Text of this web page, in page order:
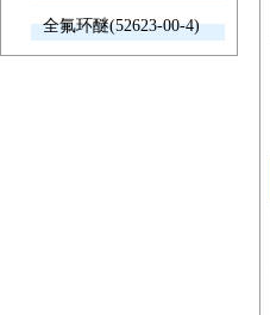
全氟环醚(52623-00-4)